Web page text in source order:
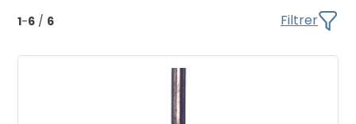
1-6 / 6 Filtrer